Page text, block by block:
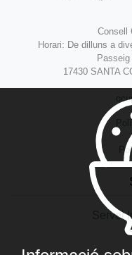
Consell
Horari: De dilluns a
17430 SANTA
Servei